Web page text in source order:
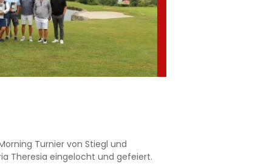
Turnier von Stiegl und
Theresia eingelocht und gefeiert.